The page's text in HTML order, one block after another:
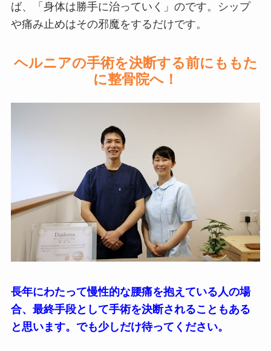
ば、「身体は勝手に治っていく」のです。シップ
や痛み止めはその邪魔をするだけです。
ヘルニアの手術を決断する前にももた
に整骨院へ！
長年にわたって慢性的な腰痛を抱えている人の場
合、最終手段として手術を決断されることもある
と思います。でも少しだけ待ってください。